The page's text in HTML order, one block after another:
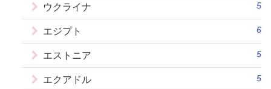
ウクライナ 5
エジプト 6
エストニア 5
エクアドル 5